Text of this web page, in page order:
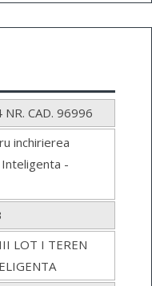
NR. CAD. 96996
inchirierea
Inteligenta -
LOT I TEREN